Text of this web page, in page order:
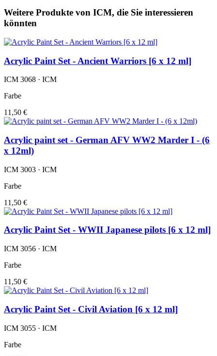
Weitere Produkte von ICM, die Sie interessieren
könnten
Acrylic Paint Set - Ancient Warriors [6 x 12 ml]
ICM 3068 · ICM
Farbe
11,50 €
Acrylic paint set - German AFV WW2 Marder I - (6
x 12ml)
ICM 3003 · ICM
Farbe
11,50 €
Acrylic Paint Set - WWII Japanese pilots [6 x 12 ml]
ICM 3056 · ICM
Farbe
11,50 €
Acrylic Paint Set - Civil Aviation [6 x 12 ml]
ICM 3055 · ICM
Farbe